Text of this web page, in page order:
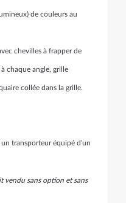
de couleurs au
chevilles à frapper de
chaque angle, grille
collée dans la grille.
un transporteur équipé d'un
vendu sans option et sans